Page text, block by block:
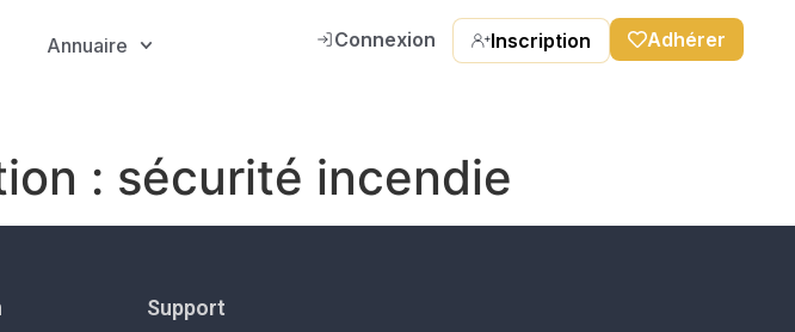
Annuaire Connexion Inscription Adhérer
: sécurité incendie
Support